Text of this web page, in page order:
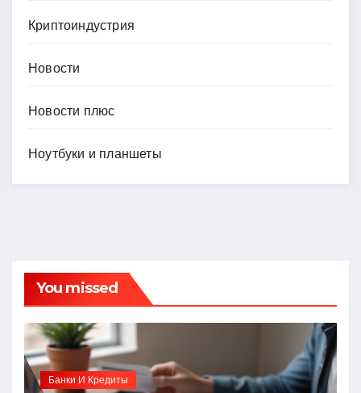
Криптоиндустрия
Новости
Новости плюс
Ноутбуки и планшеты
You missed
Банки И Кредиты